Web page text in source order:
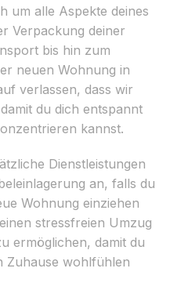
um alle Aspekte deines
Verpackung deiner
bis hin zum
neuen Wohnung in
verlassen, dass wir
du dich entspannt
kannst.
Dienstleistungen
an, falls du
Wohnung einziehen
stressfreien Umzug
ermöglichen, damit du
Zuhause wohlfühlen